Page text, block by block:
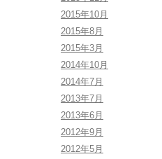
2015年10月
2015年8月
2015年3月
2014年10月
2014年7月
2013年7月
2013年6月
2012年9月
2012年5月